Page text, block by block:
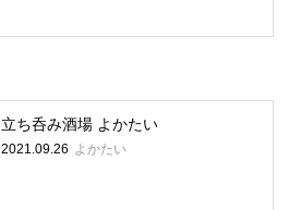
立ち呑み酒場 よかたい
2021.09.26 よかたい